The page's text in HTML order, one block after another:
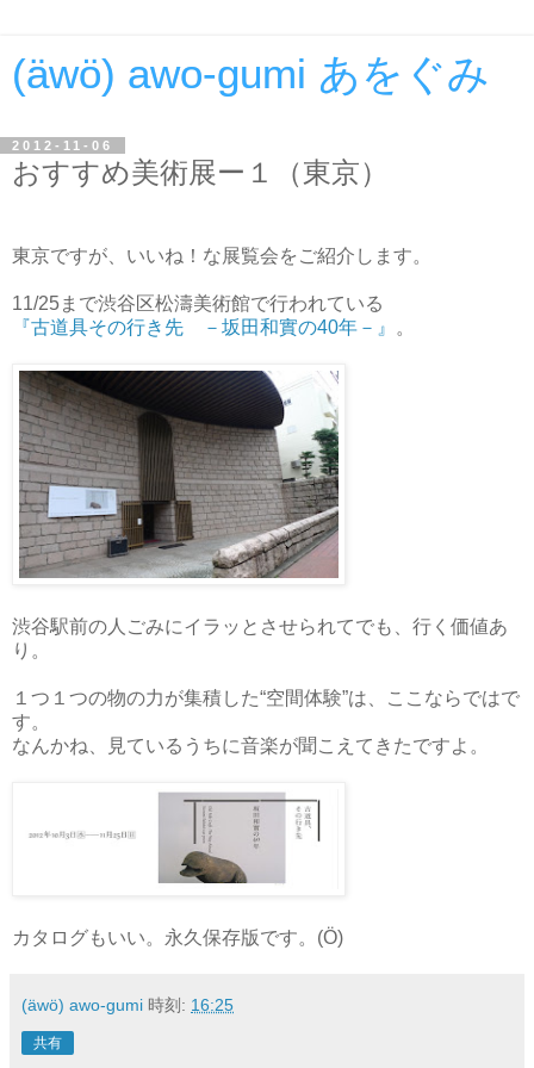
(äwö) awo-gumi あをぐみ
2012-11-06
おすすめ美術展ー１（東京）
東京ですが、いいね！な展覧会をご紹介します。
11/25まで渋谷区松濤美術館で行われている
『古道具その行き先 －坂田和實の40年－』
。
渋谷駅前の人ごみにイラッとさせられてでも、行く価値あ
り。
１つ１つの物の力が集積した“空間体験”は、ここならではで
す。
なんかね、見ているうちに音楽が聞こえてきたですよ。
カタログもいい。永久保存版です。(Ö)
(äwö) awo-gumi 時刻: 16:25
共有